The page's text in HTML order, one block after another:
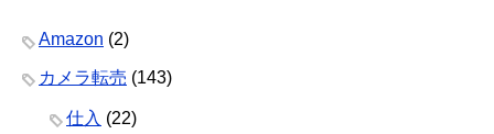
Amazon (2)
カメラ転売 (143)
仕入 (22)